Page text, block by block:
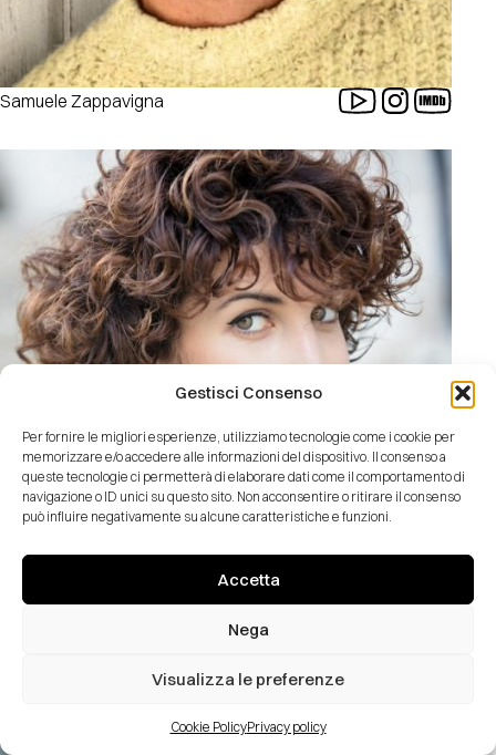
Gestisci Consenso
Per fornire le migliori esperienze, utilizziamo tecnologie come i cookie per
memorizzare e/o accedere alle informazioni del dispositivo. Il consenso a
queste tecnologie ci permetterà di elaborare dati come il comportamento di
navigazione o ID unici su questo sito. Non acconsentire o ritirare il consenso
può influire negativamente su alcune caratteristiche e funzioni.
Accetta
Nega
Visualizza le preferenze
Cookie PolicyPrivacy policy
Samuele Zappavigna